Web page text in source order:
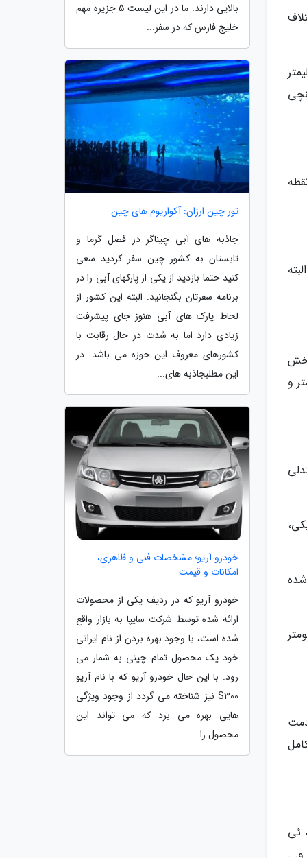
با 4760 میلیمتر در طول، 1865 میلیمتر در عرض و 1710 میلیمتر
2785 میلیمتر است. رینگ های آلومینیومی استاندارد در مقدار 19 اینچی
و
صندلی
استفاده شده
19.4 کیلووات ساعت لیتیمی است. بیشینه سرعت 165 کیلومتر
کامل
ئی
و...
بالایی دارند. ما در این لیست 5 جزیره مهم
خلیج فارس که در سفر...
تور چین ارزان: آکواریوم های چین
جاذبه های آبی چیناگر در فصل گرما و
تابستان به کشور چین سفر کردید سعی
کنید حتما بازدید از یکی از پارکهای آبی را در
برنامه سفرتان بگنجانید. البته این کشور از
لحاظ پارک های آبی هنوز جای پیشرفت
زیادی دارد اما به شدت در حال رقابت با
کشورهای معروف این حوزه می باشد. در
این مطلبجاذبه های...
خودرو آریو؛ مشخصات فنی و ظاهری،
امکانات و قیمت
خودرو آریو که در ردیف یکی از محصولات
ارائه شده توسط شرکت سایپا به بازار واقع
شده است، با وجود بهره بردن از نام ایرانی
خود یک محصول تمام چینی به شمار می
رود. با این حال خودرو آریو که با نام آریو
S300 نیز شناخته می گردد از وجود ویژگی
هایی بهره می برد که می تواند این
محصول را...